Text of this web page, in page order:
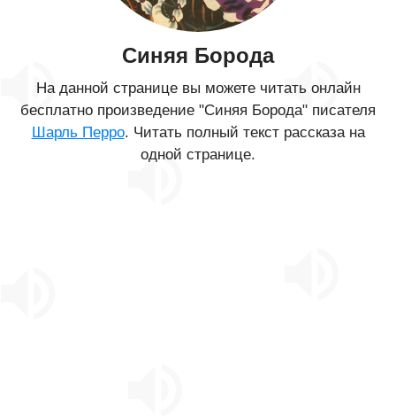
Синяя Борода
На данной странице вы можете читать онлайн
бесплатно произведение "Синяя Борода" писателя
Шарль Перро. Читать полный текст рассказа на
одной странице.